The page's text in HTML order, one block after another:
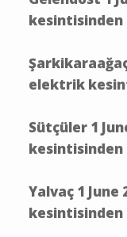
elektrik
Sütçüler 1
Yalvaç 1